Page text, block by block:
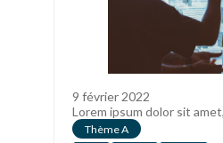
9 février 2022
Lorem ipsum dolor sit
Thème A